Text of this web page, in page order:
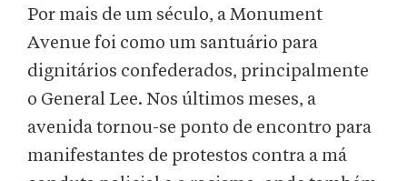
Por mais de um século, a Monument
Avenue foi como um santuário para
dignitários confederados, principalmente
o General Lee. Nos últimos meses, a
avenida tornou-se ponto de encontro para
manifestantes de protestos contra a má